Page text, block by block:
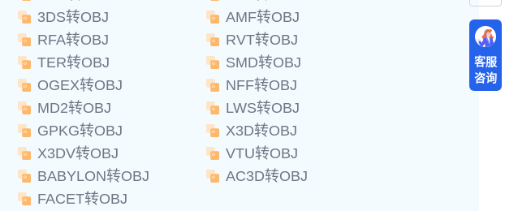
3DS转OBJ
AMF转OBJ
RFA转OBJ
RVT转OBJ
TER转OBJ
SMD转OBJ
OGEX转OBJ
NFF转OBJ
MD2转OBJ
LWS转OBJ
GPKG转OBJ
X3D转OBJ
X3DV转OBJ
VTU转OBJ
BABYLON转OBJ
AC3D转OBJ
FACET转OBJ
客服
咨询